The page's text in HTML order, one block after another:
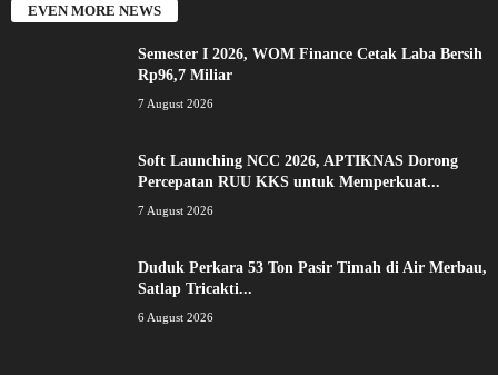
EVEN MORE NEWS
Semester I 2026, WOM Finance Cetak Laba Bersih
Rp96,7 Miliar
7 August 2026
Soft Launching NCC 2026, APTIKNAS Dorong
Percepatan RUU KKS untuk Memperkuat...
7 August 2026
Duduk Perkara 53 Ton Pasir Timah di Air Merbau,
Satlap Tricakti...
6 August 2026